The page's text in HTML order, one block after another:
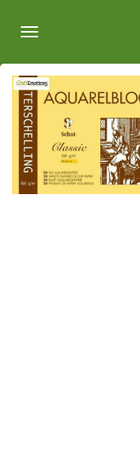
direct
de
hoofdinhoud